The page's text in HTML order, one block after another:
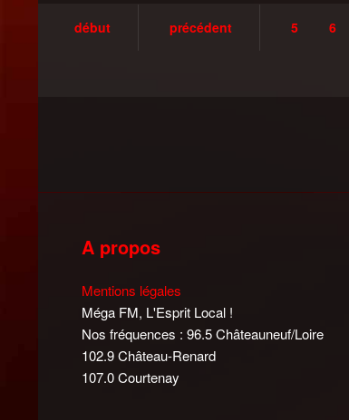
début précédent 5 6
A propos
Mentions légales
Méga FM, L'Esprit Local !
Nos fréquences : 96.5 Châteauneuf/Loire
102.9 Château-Renard
107.0 Courtenay